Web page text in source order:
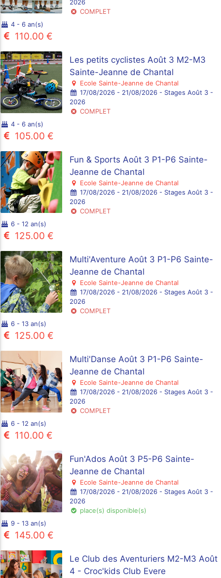
2026
COMPLET
4 - 6 an(s)
110.00 €
Les petits cyclistes Août 3 M2-M3
Sainte-Jeanne de Chantal
Ecole Sainte-Jeanne de Chantal
17/08/2026 - 21/08/2026 - Stages Août 3 -
2026
COMPLET
4 - 6 an(s)
105.00 €
Fun & Sports Août 3 P1-P6 Sainte-
Jeanne de Chantal
Ecole Sainte-Jeanne de Chantal
17/08/2026 - 21/08/2026 - Stages Août 3 -
2026
COMPLET
6 - 12 an(s)
125.00 €
Multi'Aventure Août 3 P1-P6 Sainte-
Jeanne de Chantal
Ecole Sainte-Jeanne de Chantal
17/08/2026 - 21/08/2026 - Stages Août 3 -
2026
COMPLET
6 - 13 an(s)
125.00 €
Multi'Danse Août 3 P1-P6 Sainte-
Jeanne de Chantal
Ecole Sainte-Jeanne de Chantal
17/08/2026 - 21/08/2026 - Stages Août 3 -
2026
COMPLET
6 - 12 an(s)
110.00 €
Fun'Ados Août 3 P5-P6 Sainte-
Jeanne de Chantal
Ecole Sainte-Jeanne de Chantal
17/08/2026 - 21/08/2026 - Stages Août 3 -
2026
place(s) disponible(s)
9 - 13 an(s)
145.00 €
Le Club des Aventuriers M2-M3 Août
4 - Croc'kids Club Evere